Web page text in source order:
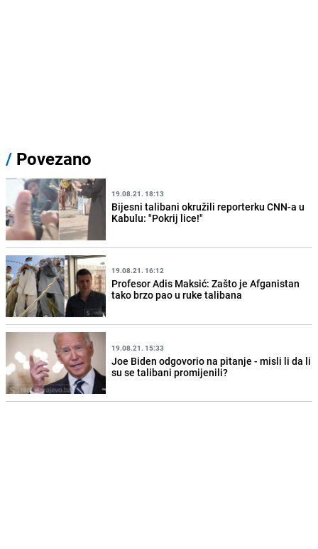
/ Povezano
19.08.21. 18:13
Bijesni talibani okružili reporterku CNN-a u
Kabulu: "Pokrij lice!"
19.08.21. 16:12
Profesor Adis Maksić: Zašto je Afganistan
tako brzo pao u ruke talibana
19.08.21. 15:33
Joe Biden odgovorio na pitanje - misli li da li
su se talibani promijenili?